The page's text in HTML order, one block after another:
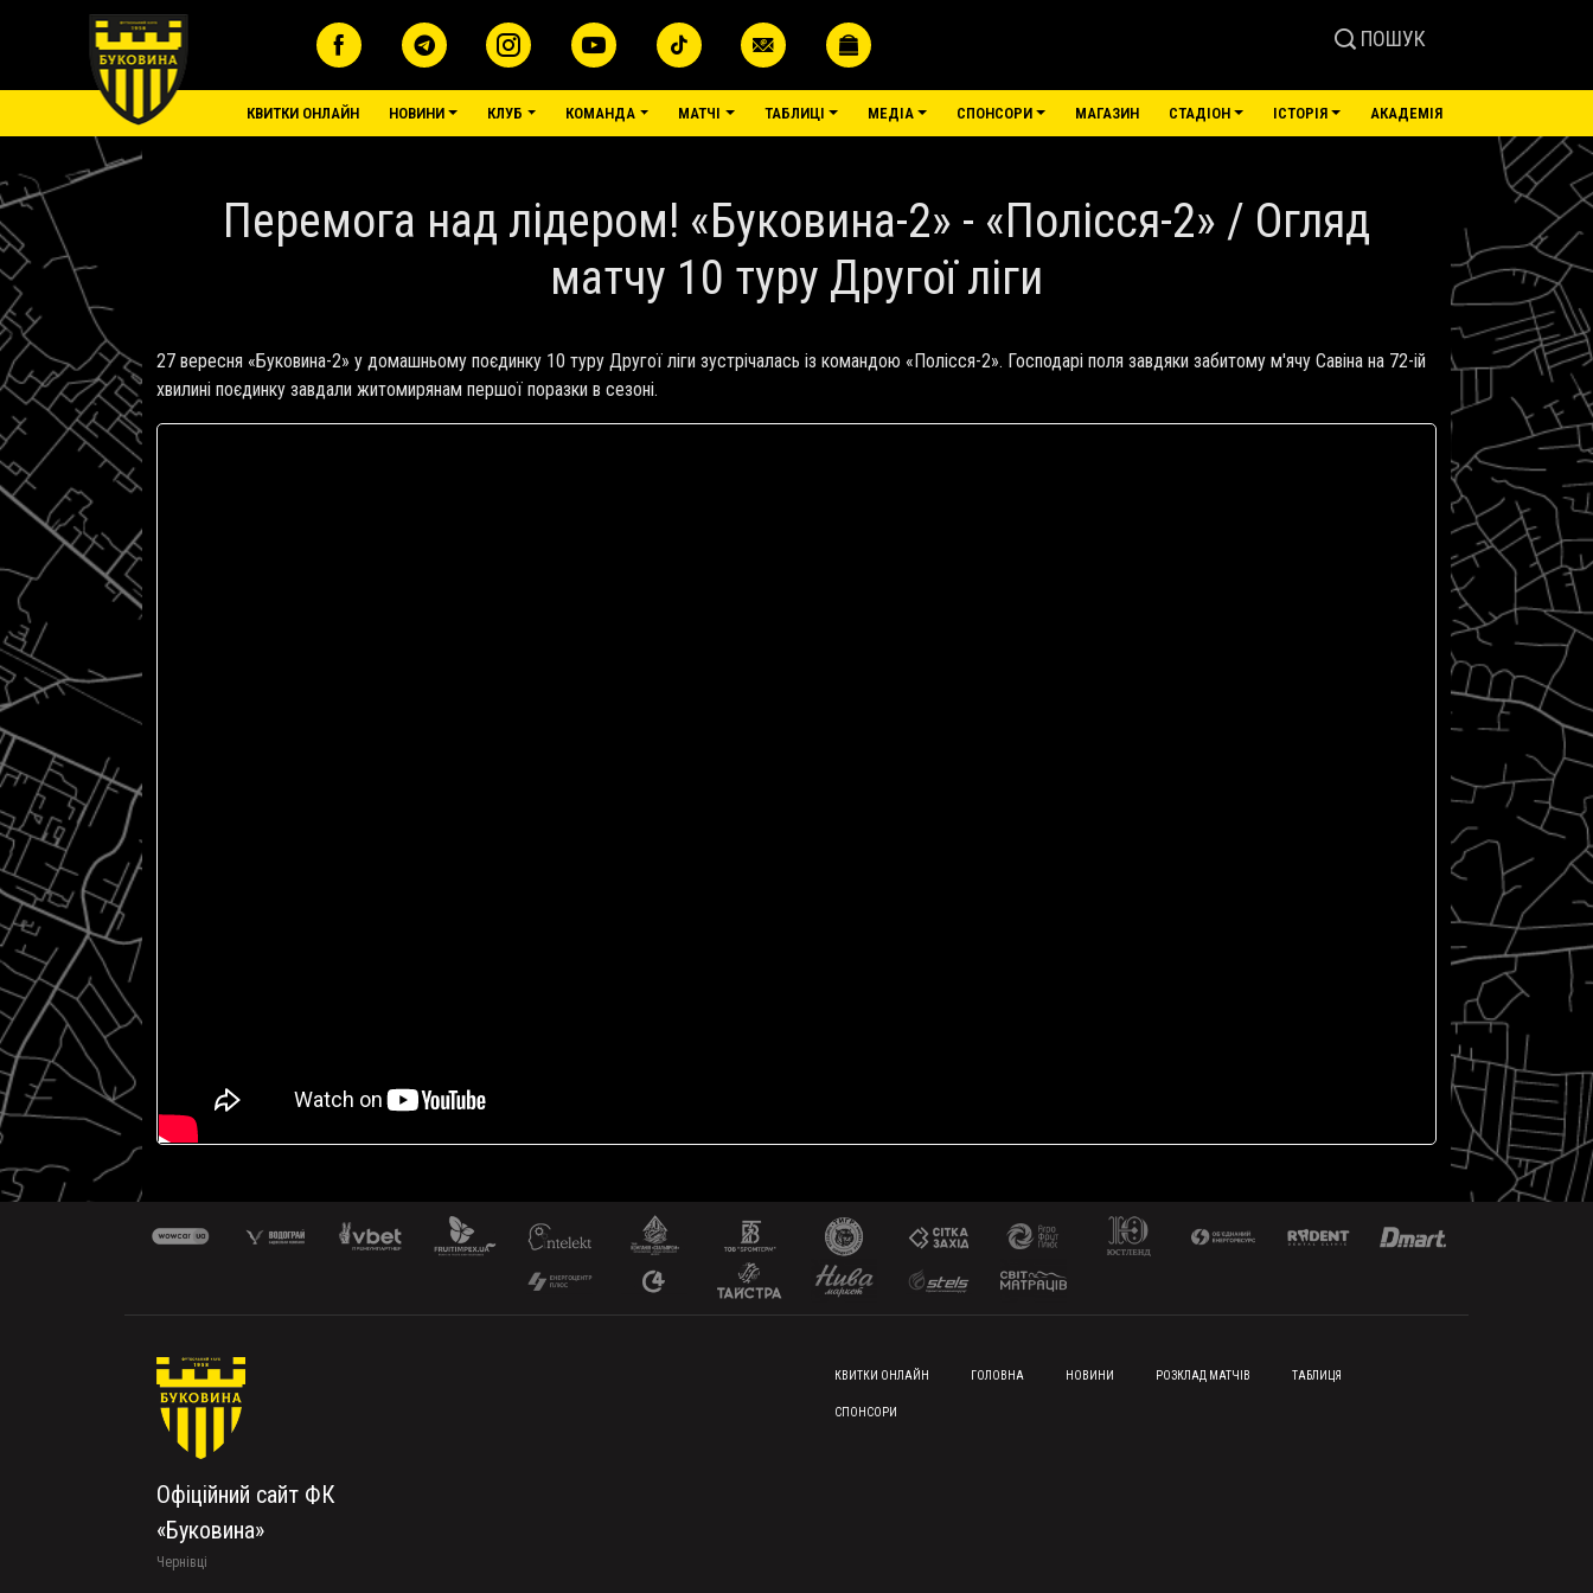
Перейти до основного вмісту
ПОШУК
основне меню
КВИТКИ ОНЛАЙН НОВИНИ КЛУБ КОМАНДА МАТЧІ ТАБЛИЦІ МЕДІА СПОНСОРИ МАГАЗИН СТАДІОН ІСТОРІЯ АКАДЕМІЯ
Перемога над лідером! «Буковина-2» - «Полісся-2» / Огляд
матчу 10 туру Другої ліги
27 вересня «Буковина-2» у домашньому поєдинку 10 туру Другої ліги зустрічалась із командою «Полісся-2». Господарі поля завдяки забитому м'ячу Савіна на 72-ій
хвилині поєдинку завдали житомирянам першої поразки в сезоні.
Офіційний сайт ФК
«Буковина»
Чернівці
FOOTER MENU
КВИТКИ ОНЛАЙН ГОЛОВНА НОВИНИ РОЗКЛАД МАТЧІВ ТАБЛИЦЯ
СПОНСОРИ